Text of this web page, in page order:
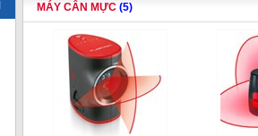
MÁY CÂN MỰC (5)